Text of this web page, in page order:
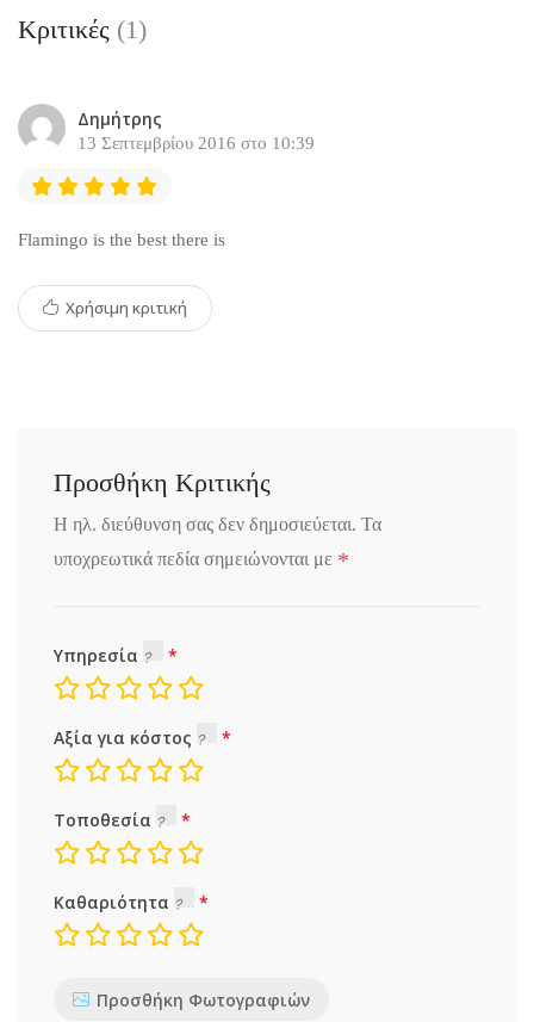
Κριτικές (1)
Δημήτρης
13 Σεπτεμβρίου 2016 στο 10:39
Flamingo is the best there is
Χρήσιμη κριτική
Προσθήκη Κριτικής
Η ηλ. διεύθυνση σας δεν δημοσιεύεται. Τα
υποχρεωτικά πεδία σημειώνονται με *
Υπηρεσία
Αξία για κόστος
Τοποθεσία
Καθαριότητα
Προσθήκη Φωτογραφιών